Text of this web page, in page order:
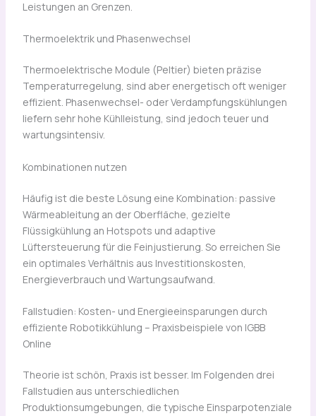
Leistungen an Grenzen.
Thermoelektrik und Phasenwechsel
Thermoelektrische Module (Peltier) bieten präzise
Temperaturregelung, sind aber energetisch oft weniger
effizient. Phasenwechsel- oder Verdampfungskühlungen
liefern sehr hohe Kühlleistung, sind jedoch teuer und
wartungsintensiv.
Kombinationen nutzen
Häufig ist die beste Lösung eine Kombination: passive
Wärmeableitung an der Oberfläche, gezielte
Flüssigkühlung an Hotspots und adaptive
Lüftersteuerung für die Feinjustierung. So erreichen Sie
ein optimales Verhältnis aus Investitionskosten,
Energieverbrauch und Wartungsaufwand.
Fallstudien: Kosten- und Energieeinsparungen durch
effiziente Robotikkühlung – Praxisbeispiele von IGBB
Online
Theorie ist schön, Praxis ist besser. Im Folgenden drei
Fallstudien aus unterschiedlichen
Produktionsumgebungen, die typische Einsparpotenziale